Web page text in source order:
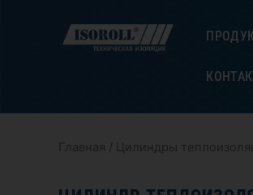
Главная / Цилиндры